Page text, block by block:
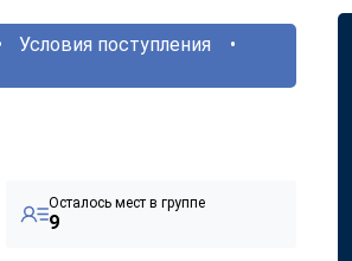
Условия поступления
Осталось мест в группе
9